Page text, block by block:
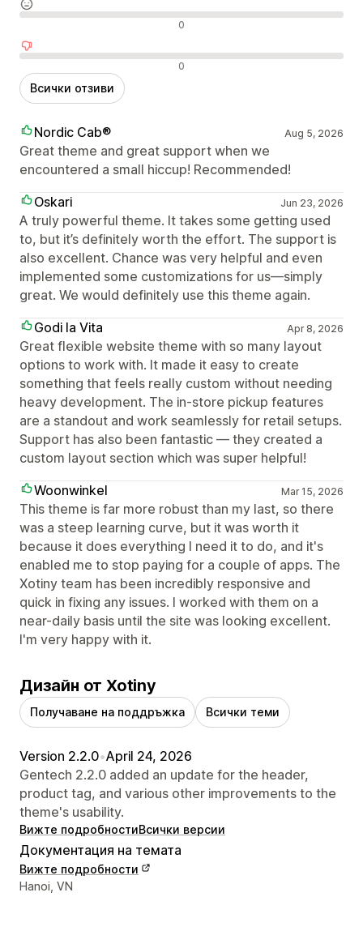
0
0
Всички отзиви
Nordic Cab® Aug 5, 2026
Great theme and great support when we
encountered a small hiccup! Recommended!
Oskari
Jun 23, 2026
A truly powerful theme. It takes some getting used
to, but it’s definitely worth the effort. The support is
also excellent. Chance was very helpful and even
implemented some customizations for us—simply
great. We would definitely use this theme again.
Godi la Vita
Apr 8, 2026
Great flexible website theme with so many layout
options to work with. It made it easy to create
something that feels really custom without needing
heavy development. The in-store pickup features
are a standout and work seamlessly for retail setups.
Support has also been fantastic — they created a
custom layout section which was super helpful!
Woonwinkel
Mar 15, 2026
This theme is far more robust than my last, so there
was a steep learning curve, but it was worth it
because it does everything I need it to do, and it's
enabled me to stop paying for a couple of apps. The
Xotiny team has been incredibly responsive and
quick in fixing any issues. I worked with them on a
near-daily basis until the site was looking excellent.
I'm very happy with it.
Дизайн от Xotiny
Получаване на поддръжка Всички теми
Version 2.2.0•April 24, 2026
Gentech 2.2.0 added an update for the header,
product tag, and various other improvements to the
theme's usability.
Вижте подробностиВсички версии
Документация на темата
Вижте подробности
Данни за връзка с дизайнера
Hanoi, VN